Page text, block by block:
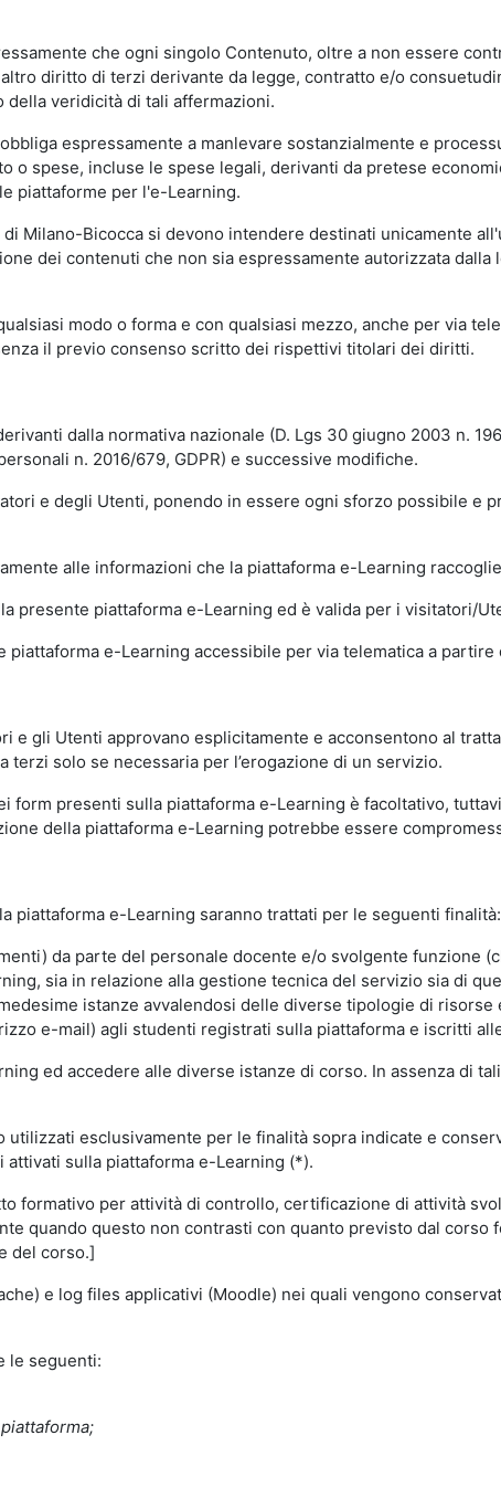
che ogni singolo Contenuto, oltre a non essere
diritto di terzi derivante da legge, contratto e/o
veridicità di tali affermazioni.
espressamente a manlevare sostanzialmente e
o spese, incluse le spese legali, derivanti da pretese
piattaforme per l'e-Learning.
Milano-Bicocca si devono intendere destinati unicamente
dei contenuti che non sia espressamente autorizzata
modo o forma e con qualsiasi mezzo, anche per via
il previo consenso scritto dei rispettivi titolari dei diritti.
dalla normativa nazionale (D. Lgs 30 giugno 2003 n.
n. 2016/679, GDPR) e successive modifiche.
e degli Utenti, ponendo in essere ogni sforzo possibile e
alle informazioni che la piattaforma e-Learning
presente piattaforma e-Learning ed è valida per i visitatori/
e-Learning accessibile per via telematica a
gli Utenti approvano esplicitamente e acconsentono al
solo se necessaria per l’erogazione di un servizio.
presenti sulla piattaforma e-Learning è facoltativo,
della piattaforma e-Learning potrebbe essere
piattaforma e-Learning saranno trattati per le seguenti finalità:
da parte del personale docente e/o svolgente funzione
sia in relazione alla gestione tecnica del servizio sia di
istanze avvalendosi delle diverse tipologie di
e-mail) agli studenti registrati sulla piattaforma e iscritti
ed accedere alle diverse istanze di corso. In assenza di
esclusivamente per le finalità sopra indicate e
sulla piattaforma e-Learning (*).
formativo per attività di controllo, certificazione di attività
quando questo non contrasti con quanto previsto dal
del corso.]
e log files applicativi (Moodle) nei quali vengono
le seguenti: